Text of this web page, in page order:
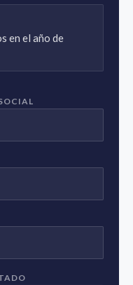
en el año de